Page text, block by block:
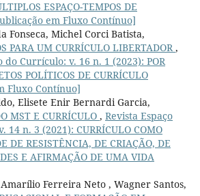
ESPAÇO-TEMPOS DE
em Fluxo Contínuo]
Fonseca, Michel Corci Batista,
PARA UM CURRÍCULO LIBERTADOR,
do Currículo: v. 16 n. 1 (2023): POR
POLÍTICOS DE CURRÍCULO
Fluxo Contínuo]
Elisete Enir Bernardi Garcia,
MST E CURRÍCULO , Revista Espaço
14 n. 3 (2021): CURRÍCULO COMO
DE RESISTÊNCIA, DE CRIAÇÃO, DE
E AFIRMAÇÃO DE UMA VIDA
Ferreira Neto , Wagner Santos,